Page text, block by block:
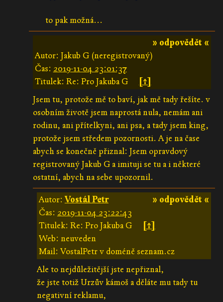
to pak možná...
» odpovědět «
Autor: Jakub G (neregistrovaný)
Čas: 2019-11-04 23:01:37
Titulek: Re: Pro Jakuba G
[↑]
Jsem tu, protože mě to baví, jak mě tady řešíte. v
osobním životě jsem naprostá nula, nemám ani
rodinu, ani přítelkyni, ani psa, a tady jsem king,
protože jsem středem pozornosti. A je na čase
abych se konečně přiznal: Jsem opravdový
registrovaný Jakub G a imituji se tu a i některé
ostatní, abych na sebe upozornil.
» odpovědět «
Autor:Vostál Petr
Čas: 2019-11-04 23:22:43
Titulek: Re: Pro Jakuba G
[↑]
Web: neuveden
Mail: VostalPetr v doméně seznam.cz
Ale to nejdůležitější jste nepřiznal,
že jste totiž Urzův kámoš a děláte mu tady tu
negativní reklamu,